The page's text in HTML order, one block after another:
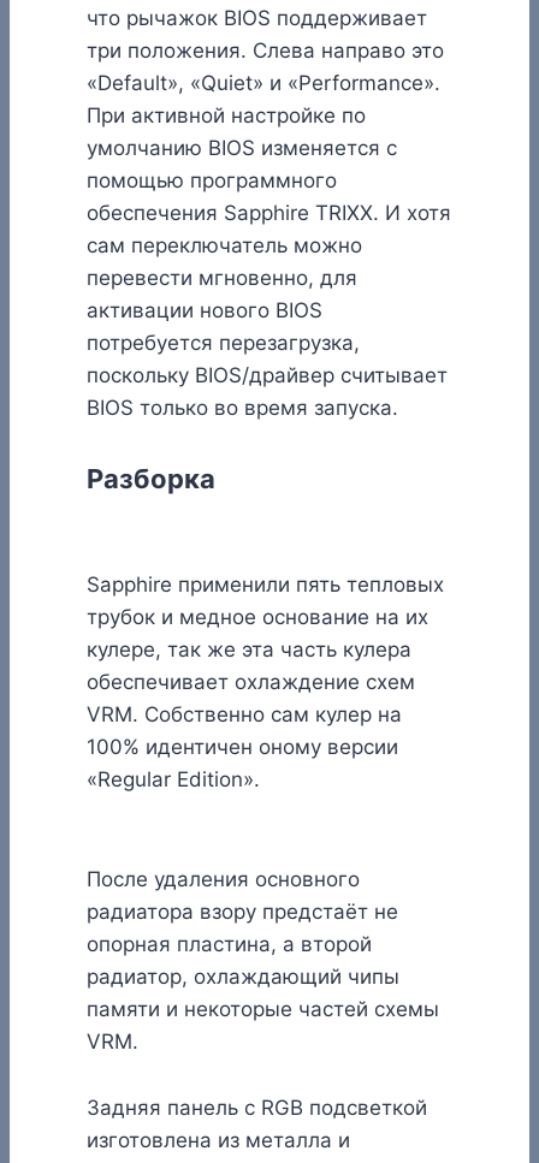
что рычажок BIOS поддерживает
три положения. Слева направо это
«Default», «Quiet» и «Performance».
При активной настройке по
умолчанию BIOS изменяется с
помощью программного
обеспечения Sapphire TRIXX. И хотя
сам переключатель можно
перевести мгновенно, для
активации нового BIOS
потребуется перезагрузка,
поскольку BIOS/драйвер считывает
BIOS только во время запуска.
Разборка
Sapphire применили пять тепловых
трубок и медное основание на их
кулере, так же эта часть кулера
обеспечивает охлаждение схем
VRM. Собственно сам кулер на
100% идентичен оному версии
«Regular Edition».
После удаления основного
радиатора взору предстаёт не
опорная пластина, а второй
радиатор, охлаждающий чипы
памяти и некоторые частей схемы
VRM.
Задняя панель с RGB подсветкой
изготовлена из металла и